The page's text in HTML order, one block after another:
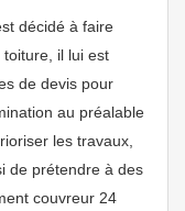
décidé à faire
il lui est
de devis pour
au préalable
les travaux,
de prétendre à des
couvreur 24